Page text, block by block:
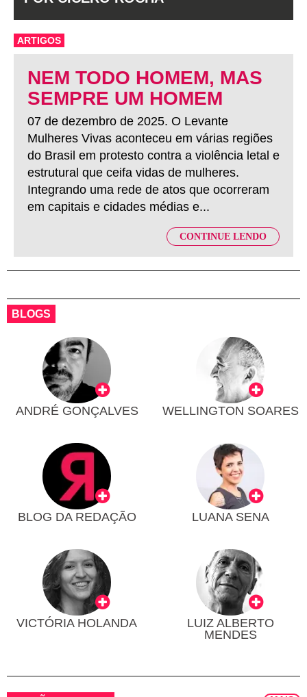
ARTIGOS
NEM TODO HOMEM, MAS
SEMPRE UM HOMEM
07 de dezembro de 2025. O Levante
Mulheres Vivas aconteceu em várias regiões
do Brasil em protesto contra a violência letal e
estrutural que ceifa vidas de mulheres.
Integrando uma rede de atos que ocorreram
em capitais e cidades médias e...
CONTINUE LENDO
BLOGS
ANDRÉ GONÇALVES WELLINGTON SOARES
BLOG DA REDAÇÃO LUANA SENA
VICTÓRIA HOLANDA
LUIZ ALBERTO
MENDES